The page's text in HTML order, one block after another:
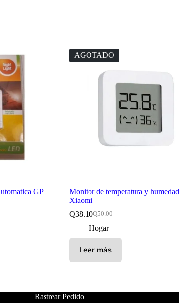
GP
AGOTADO
Monitor de temperatura y humedad
Xiaomi
Q50.00
El
precio
Q50.00.
Q38.10El
precio
Q38.10.
Hogar
Leer más
Rastrear Pedido